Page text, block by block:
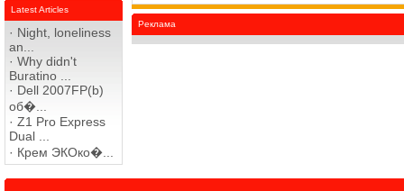
Latest Articles
· Night, loneliness
an...
· Why didn't
Buratino ...
· Dell 2007FP(b)
об�...
· Z1 Pro Express
Dual ...
· Крем ЭКОко�...
Реклама